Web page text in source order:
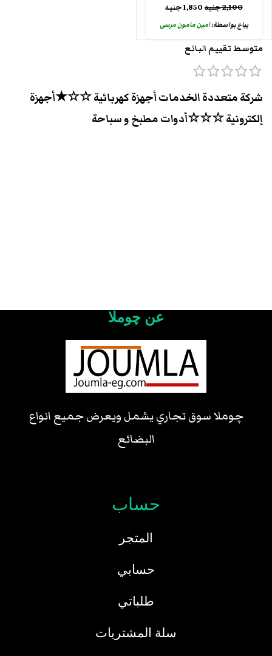
2,100جنيه1,850جنيه
يباع بواسطة:امين مامون مرسى
متوسط تقييم البائع
شركة متعددة الخدمات أجهزة كهربائية ☆☆★أجهزة
إلكترونية ☆☆☆أدوات مطبخ و سباحة
عن چوملا
چوملا سوق تجاري يشمل ويعرض جميع انواع
البضائع
حساب
المتجر
حسابي
طلباتي
سلة المشتريات